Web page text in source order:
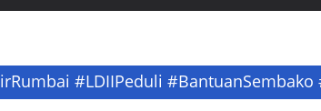
#LDIIPeduli #BantuanSembako